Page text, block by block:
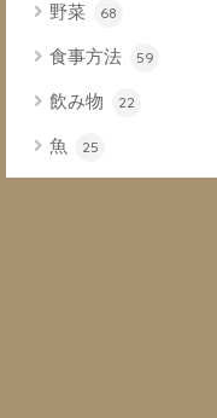
野菜 68
食事方法 59
飲み物 22
魚 25